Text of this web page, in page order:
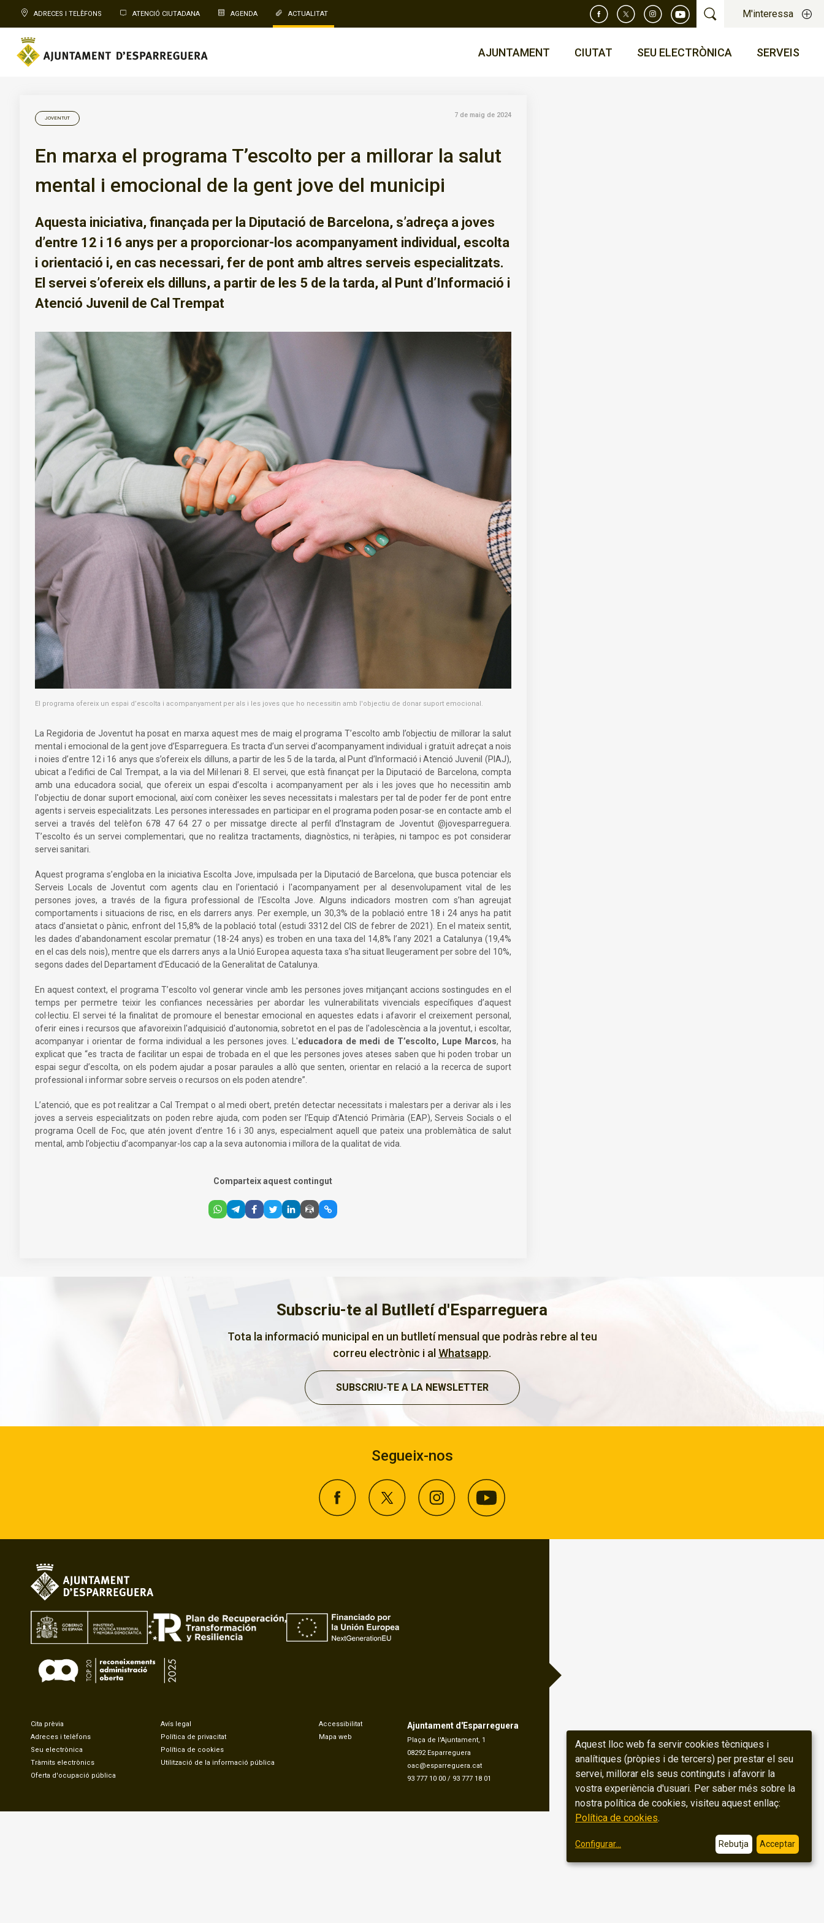
ADRECES I TELÈFONS ATENCIÓ CIUTADANA AGENDA ACTUALITAT M'interessa
AJUNTAMENT CIUTAT SEU ELECTRÒNICA SERVEIS
JOVENTUT 7 de maig de 2024
En marxa el programa T’escolto per a millorar la salut
mental i emocional de la gent jove del municipi
Aquesta iniciativa, finançada per la Diputació de Barcelona, s’adreça a joves
d’entre 12 i 16 anys per a proporcionar-los acompanyament individual, escolta
i orientació i, en cas necessari, fer de pont amb altres serveis especialitzats.
El servei s’ofereix els dilluns, a partir de les 5 de la tarda, al Punt d’Informació i
Atenció Juvenil de Cal Trempat
El programa ofereix un espai d’escolta i acompanyament per als i les joves que ho necessitin amb l'objectiu de donar suport emocional.
La Regidoria de Joventut ha posat en marxa aquest mes de maig el programa T’escolto amb l’objectiu de millorar la salut
mental i emocional de la gent jove d’Esparreguera. Es tracta d’un servei d’acompanyament individual i gratuït adreçat a nois
i noies d’entre 12 i 16 anys que s’ofereix els dilluns, a partir de les 5 de la tarda, al Punt d’Informació i Atenció Juvenil (PIAJ),
ubicat a l’edifici de Cal Trempat, a la via del Mil·lenari 8. El servei, que està finançat per la Diputació de Barcelona, compta
amb una educadora social, que ofereix un espai d’escolta i acompanyament per als i les joves que ho necessitin amb
l'objectiu de donar suport emocional, així com conèixer les seves necessitats i malestars per tal de poder fer de pont entre
agents i serveis especialitzats. Les persones interessades en participar en el programa poden posar-se en contacte amb el
servei a través del telèfon 678 47 64 27 o per missatge directe al perfil d’Instagram de Joventut @jovesparreguera.
T’escolto és un servei complementari, que no realitza tractaments, diagnòstics, ni teràpies, ni tampoc es pot considerar
servei sanitari.
Aquest programa s’engloba en la iniciativa Escolta Jove, impulsada per la Diputació de Barcelona, que busca potenciar els
Serveis Locals de Joventut com agents clau en l'orientació i l'acompanyament per al desenvolupament vital de les
persones joves, a través de la figura professional de l'Escolta Jove. Alguns indicadors mostren com s’han agreujat
comportaments i situacions de risc, en els darrers anys. Per exemple, un 30,3% de la població entre 18 i 24 anys ha patit
atacs d’ansietat o pànic, enfront del 15,8% de la població total (estudi 3312 del CIS de febrer de 2021). En el mateix sentit,
les dades d’abandonament escolar prematur (18-24 anys) es troben en una taxa del 14,8% l’any 2021 a Catalunya (19,4%
en el cas dels nois), mentre que els darrers anys a la Unió Europea aquesta taxa s’ha situat lleugerament per sobre del 10%,
segons dades del Departament d’Educació de la Generalitat de Catalunya.
En aquest context, el programa T’escolto vol generar vincle amb les persones joves mitjançant accions sostingudes en el
temps per permetre teixir les confiances necessàries per abordar les vulnerabilitats vivencials específiques d’aquest
col·lectiu. El servei té la finalitat de promoure el benestar emocional en aquestes edats i afavorir el creixement personal,
oferir eines i recursos que afavoreixin l'adquisició d'autonomia, sobretot en el pas de l'adolescència a la joventut, i escoltar,
acompanyar i orientar de forma individual a les persones joves. L'educadora de medi de T’escolto, Lupe Marcos, ha
explicat que “es tracta de facilitar un espai de trobada en el que les persones joves ateses saben que hi poden trobar un
espai segur d’escolta, on els podem ajudar a posar paraules a allò que senten, orientar en relació a la recerca de suport
professional i informar sobre serveis o recursos on els poden atendre”.
L’atenció, que es pot realitzar a Cal Trempat o al medi obert, pretén detectar necessitats i malestars per a derivar als i les
joves a serveis especialitzats on poden rebre ajuda, com poden ser l’Equip d'Atenció Primària (EAP), Serveis Socials o el
programa Ocell de Foc, que atén jovent d’entre 16 i 30 anys, especialment aquell que pateix una problemàtica de salut
mental, amb l’objectiu d’acompanyar-los cap a la seva autonomia i millora de la qualitat de vida.
Comparteix aquest contingut
Subscriu-te al Butlletí d'Esparreguera
Tota la informació municipal en un butlletí mensual que podràs rebre al teu
correu electrònic i al Whatsapp.
SUBSCRIU-TE A LA NEWSLETTER
Segueix-nos
Cita prèvia
Adreces i telèfons
Seu electrònica
Tràmits electrònics
Oferta d'ocupació pública
Avís legal
Política de privacitat
Política de cookies
Utilització de la informació pública
Accessibilitat
Mapa web
Ajuntament d'Esparreguera
Plaça de l'Ajuntament, 1
08292 Esparreguera
oac@esparreguera.cat
93 777 10 00/ 93 777 18 01
Aquest lloc web fa servir cookies tècniques i
analítiques (pròpies i de tercers) per prestar el seu
servei, millorar els seus continguts i afavorir la
vostra experiència d'usuari. Per saber més sobre la
nostra política de cookies, visiteu aquest enllaç:
Política de cookies.
Configurar... Rebutja Acceptar